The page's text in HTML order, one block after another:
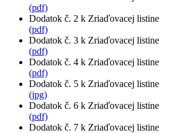
(pdf)
Dodatok č. 2 k Zriaďovacej listine
(pdf)
Dodatok č. 3 k Zriaďovacej listine
(pdf)
Dodatok č. 4 k Zriaďovacej listine
(pdf)
Dodatok č. 5 k Zriaďovacej listine
(jpg)
Dodatok č. 6 k Zriaďovacej listine
(pdf)
Dodatok č. 7 k Zriaďovacej listine